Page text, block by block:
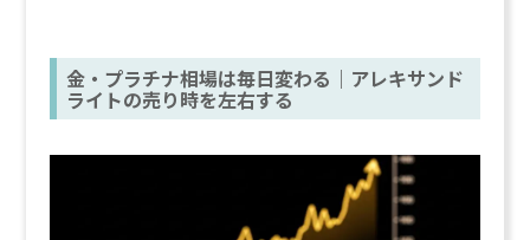
金・プラチナ相場は毎日変わる｜アレキサンド
ライトの売り時を左右する